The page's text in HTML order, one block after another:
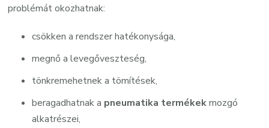
problémát okozhatnak:
csökken a rendszer hatékonysága,
megnő a levegőveszteség,
tönkremehetnek a tömítések,
beragadhatnak a pneumatika termékekmozgó
alkatrészei,